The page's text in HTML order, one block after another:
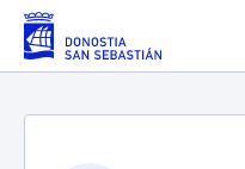
Saltar al contenido